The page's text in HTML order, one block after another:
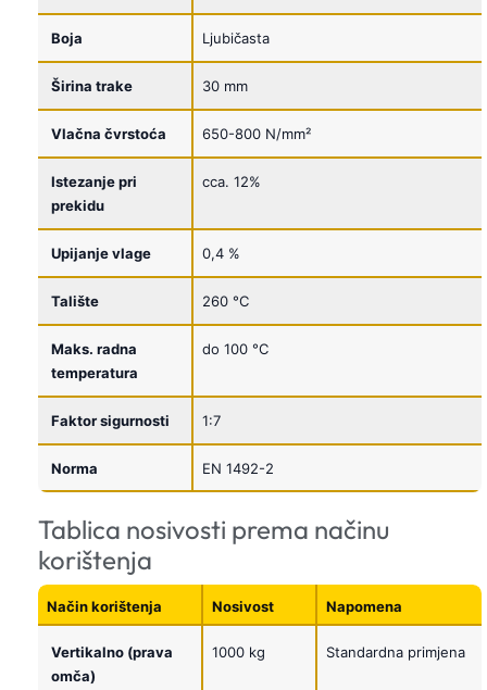
Boja Ljubičasta
Širina trake 30 mm
Vlačna čvrstoća 650-800 N/mm²
Istezanje pri
prekidu
cca. 12%
Upijanje vlage 0,4 %
Talište 260 °C
Maks. radna
temperatura
do 100 °C
Faktor sigurnosti 1:7
Norma EN 1492-2
Tablica nosivosti prema načinu
korištenja
Način korištenja Nosivost Napomena
Vertikalno (prava
omča)
1000 kg Standardna primjena